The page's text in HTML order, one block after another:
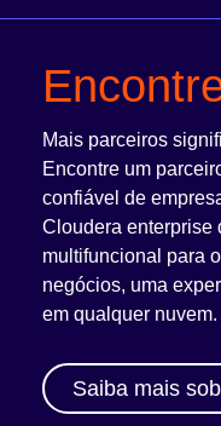
Arquiteturas de
Para parceiros
Nosso programa
Login no portal
Mais parceiros
Encontre um
confiável de
Cloudera enterprise
multifuncional para
negócios, uma
em qualquer nuvem.
Saiba mais